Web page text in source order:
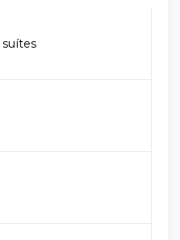
suítes